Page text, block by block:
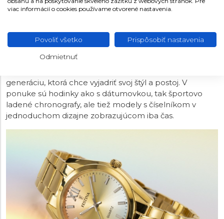
FESTINA BOYFRIEND COLLECTION
Neprehliadnuteľná lifestyle kolekcia, ktorá svojim
moderným štýlom a použitím výrazných farebných
generáciu, ktorá chce vyjadriť svoj štýl a postoj. V
ponuke sú hodinky ako s dátumovkou, tak športovo
ladené chronografy, ale tiež modely s číselníkom v
jednoduchom dizajne zobrazujúcom iba čas.
viac informácií o cookies používame otvorené nastavenia.
Povoliť všetko Prispôsobiť nastavenia
Odmietnuť